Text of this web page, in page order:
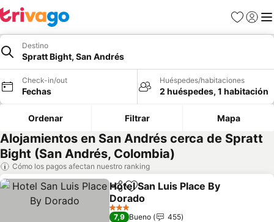
Favoritos
Iniciar
Destino
Spratt Bight, San Andrés
Check-in/out
Fechas
Huéspedes/habitaciones
2 huéspedes, 1 habitación
Ordenar Filtrar Mapa
Alojamientos en San Andrés cerca de Spratt
Bight (San Andrés, Colombia)
Cómo los pagos afectan nuestro ranking
CompartirAgregar a favoritos
Hotel San Luis Place By
Dorado
Ver precios
3 Estrellas
7,9 Bueno
455